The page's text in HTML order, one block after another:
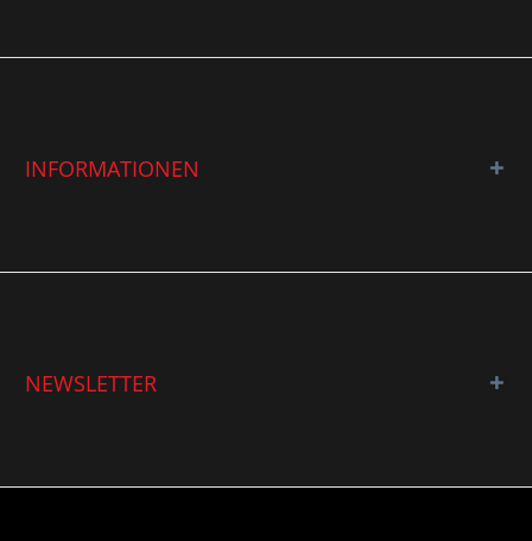
INFORMATIONEN
NEWSLETTER